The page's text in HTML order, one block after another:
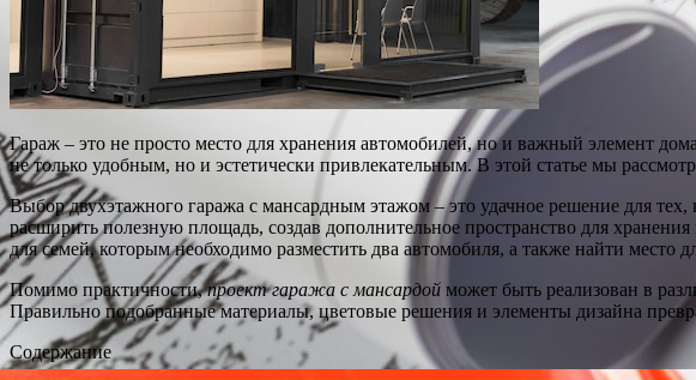
Гараж – это не просто место для хранения автомобилей, но и важный элемент
не только удобным, но и эстетически привлекательным. В этой статье мы
Выбор двухэтажного гаража с мансардным этажом – это удачное решение для
расширить полезную площадь, создав дополнительное пространство для
для семей, которым необходимо разместить два автомобиля, а также найти место
Помимо практичности,проект гаража с мансардой может быть реализован в
Правильно подобранные материалы, цветовые решения и элементы дизайна
Содержание